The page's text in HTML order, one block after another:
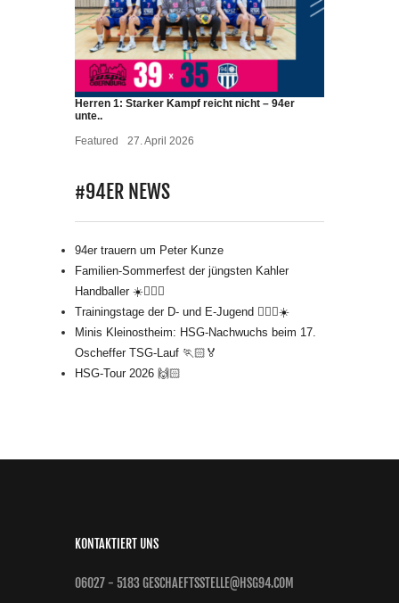
Herren 1: Starker Kampf reicht nicht – 94er
unte..
Featured
27. April 2026
#94ER NEWS
94er trauern um Peter Kunze
Familien-Sommerfest der jüngsten Kahler
Handballer ☀️🤾🏻‍♂️
Trainingstage der D- und E-Jugend 🤾🏻‍♂️☀️
Minis Kleinostheim: HSG-Nachwuchs beim 17.
Oscheffer TSG-Lauf 🏃🏻🏅
HSG-Tour 2026 🙌🏻
KONTAKTIERT UNS
06027 - 5183 GESCHAEFTSSTELLE@HSG94.COM